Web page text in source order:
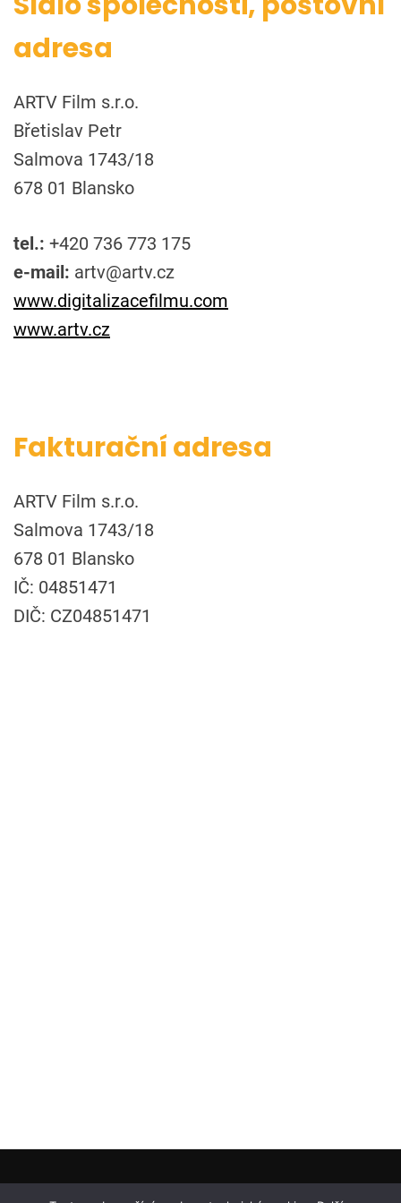
adresa
ARTV Film s.r.o.
Břetislav Petr
Salmova 1743/18
678 01 Blansko
tel.: +420 736 773 175
e-mail: artv@artv.cz
www.digitalizacefilmu.com
www.artv.cz
Fakturační adresa
ARTV Film s.r.o.
Salmova 1743/18
678 01 Blansko
IČ: 04851471
DIČ: CZ04851471